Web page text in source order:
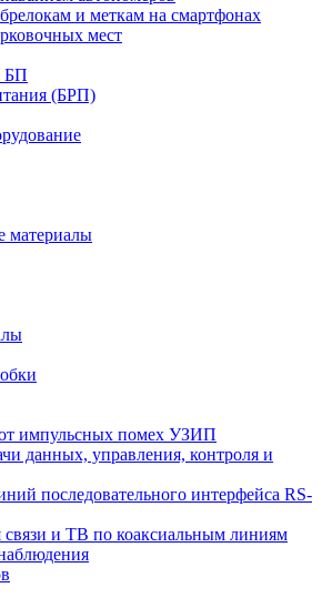
и меткам на смартфонах
мест
БП
(БРП)
материалы
импульсных помех УЗИП
данных, управления, контроля и
последовательного интерфейса RS-
и ТВ по коаксиальным линиям